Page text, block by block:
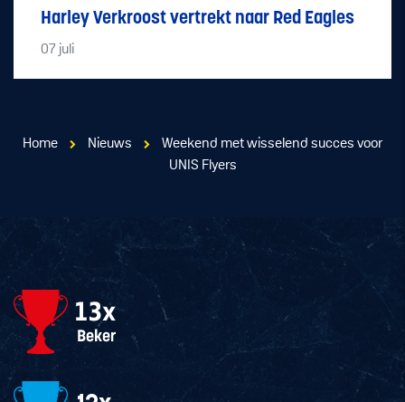
Harley Verkroost vertrekt naar Red Eagles
07 juli
Home Nieuws
Weekend met wisselend succes voor
UNIS Flyers